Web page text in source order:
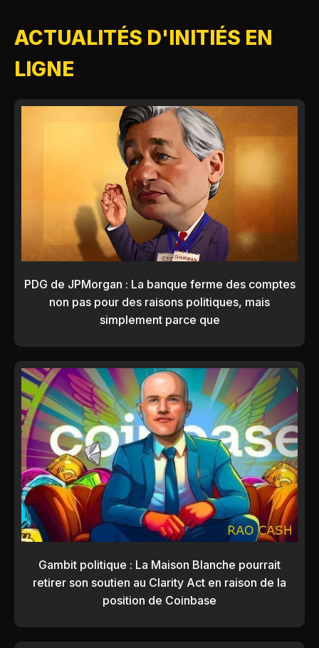
ACTUALITÉS D'INITIÉS EN
LIGNE
PDG de JPMorgan : La banque ferme des comptes
non pas pour des raisons politiques, mais
simplement parce que
Gambit politique : La Maison Blanche pourrait
retirer son soutien au Clarity Act en raison de la
position de Coinbase